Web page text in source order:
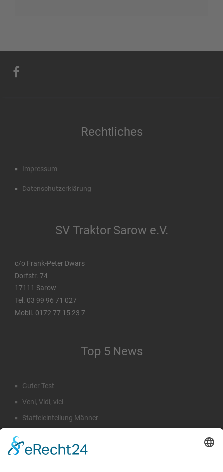
Rechtliches
Impressum
Datenschutzerklärung
SV Traktor Sarow e.V.
c/o Frank-Peter Dwars
Dorfstr. 74
17111 Sarow
Tel. 03 99 96 71 027
Mobil. 0172 77 15 23 7
Top 5 News
Guter Test
Veni, Vidi, vici
Staffeleinteilung Männer
Emil Hahn